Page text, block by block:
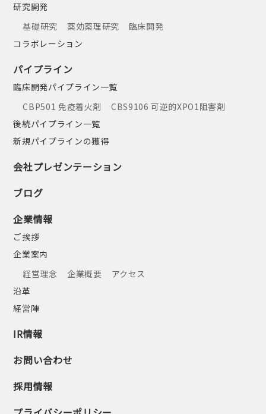
研究開発
基礎研究
薬効薬理研究
臨床開発
コラボレーション
パイプライン
臨床開発パイプライン一覧
CBP501 免疫着火剤
CBS9106 可逆的XPO1阻害剤
後続パイプライン一覧
新規パイプラインの獲得
会社プレゼンテーション
ブログ
企業情報
ご挨拶
企業案内
経営理念
企業概要
アクセス
沿革
経営陣
IR情報
お問い合わせ
採用情報